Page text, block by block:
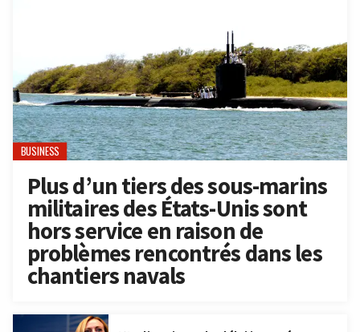
BUSINESS
Plus d’un tiers des sous-marins
militaires des États-Unis sont
hors service en raison de
problèmes rencontrés dans les
chantiers navals